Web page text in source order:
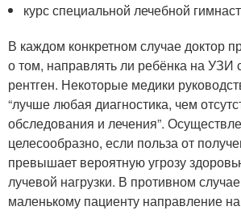
курс специальной лечебной
В каждом конкретном случае доктор
о том, направлять ли ребёнка на УЗИ
рентген. Некоторые медики
“лучше любая диагностика, чем
обследования и лечения”.
целесообразно, если польза от
превышает вероятную угрозу
лучевой нагрузки. В противном
маленькому пациенту направление